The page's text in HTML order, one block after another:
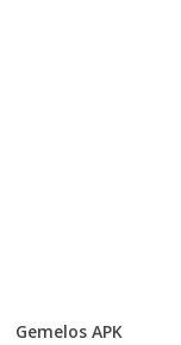
Gemelos APK